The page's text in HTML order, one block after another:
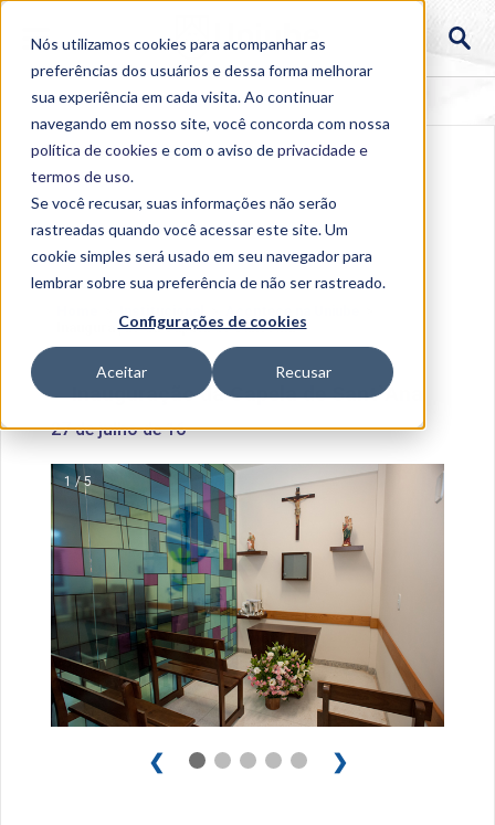
Nós utilizamos cookies para acompanhar as
preferências dos usuários e dessa forma melhorar
sua experiência em cada visita. Ao continuar
navegando em nosso site, você concorda com nossa
política de cookies e com o aviso deprivacidade e
termos de uso.
Se você recusar, suas informações não serão
rastreadas quando você acessar este site. Um
cookie simples será usado em seu navegador para
lembrar sobre sua preferência de não ser rastreado.
Configurações de cookies
Aceitar Recusar
Inauguração da Capela de Sant`Ana
Inauguração da Capela de Sant`Ana
27 de julho de 16
1 / 5
❮ ❯